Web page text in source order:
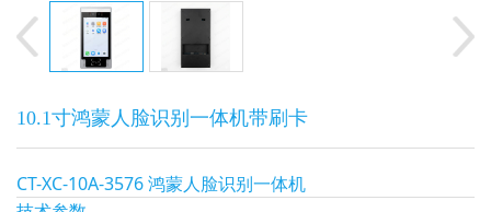
10.1寸鸿蒙人脸识别一体机带刷卡
CT-XC-10A-3576 鸿蒙人脸识别一体机